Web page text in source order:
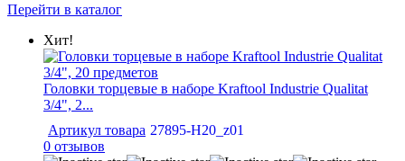
Перейти в каталог
Хит!
Головки торцевые в наборе Kraftool Industrie Qualitat
3/4", 2...
Артикул товара 27895-H20_z01
0 отзывов